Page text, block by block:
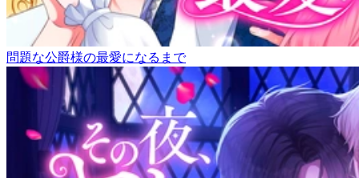
問題な公爵様の最愛になるまで